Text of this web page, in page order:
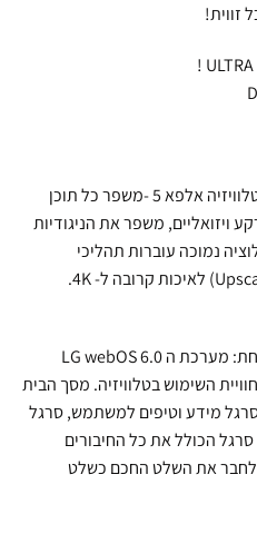
זווית!
* מעבד תמונה מתקדם- מעבד הטלוויזיה אלפא 5 -משפר כל תוכן
ויזואליים, משפר את הניגודיות
נמוכה עוברות תהליכי
כל התוכן הבידורי תחת קורת גג אחת: מערכת ה LG webOS 6.0
השימוש בטלוויזיה. מסך הבית
מידע וטיפים למשתמש, סרגל
סרגל הכולל את כל החיבורים
לחבר את השלט החכם כשלט